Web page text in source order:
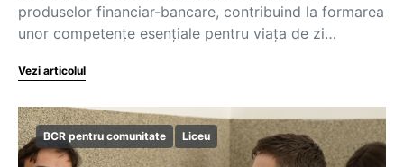
produselor financiar-bancare, contribuind la formarea
unor competențe esențiale pentru viața de zi…
Vezi articolul
BCR pentru comunitate Liceu